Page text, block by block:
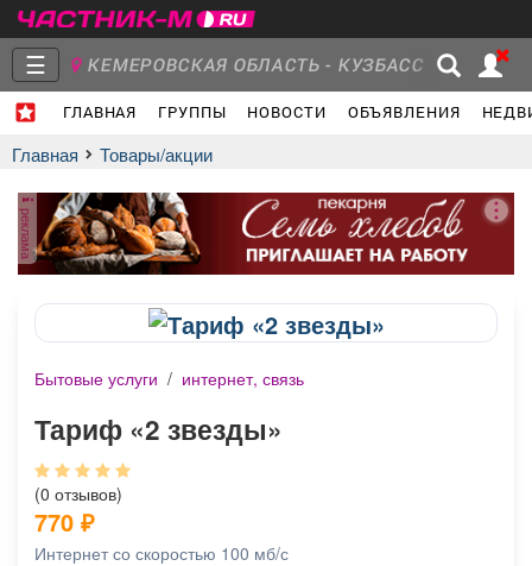
☰ КЕМЕРОВСКАЯ ОБЛАСТЬ - КУЗБАСС
ГЛАВНАЯ ГРУППЫ НОВОСТИ ОБЪЯВЛЕНИЯ
Главная
Объявления Недвижимость Услуги
Афиша Обучение
Главная Товары/акции
реклама
Бытовые услуги / интернет, связь
Тариф «2 звезды»
(0 отзывов)
770 ₽
Интернет со скоростью 100 мб/с